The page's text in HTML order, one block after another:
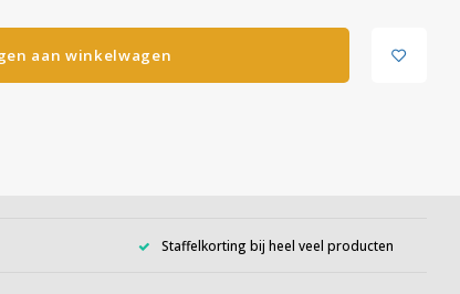
aan winkelwagen
Staffelkorting bij heel veel producten